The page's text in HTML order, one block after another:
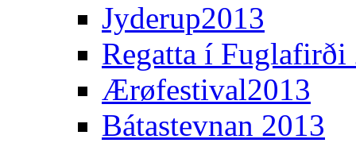
Jyderup2013
Regatta í Fuglafirði
Ærøfestival2013
Bátastevnan 2013